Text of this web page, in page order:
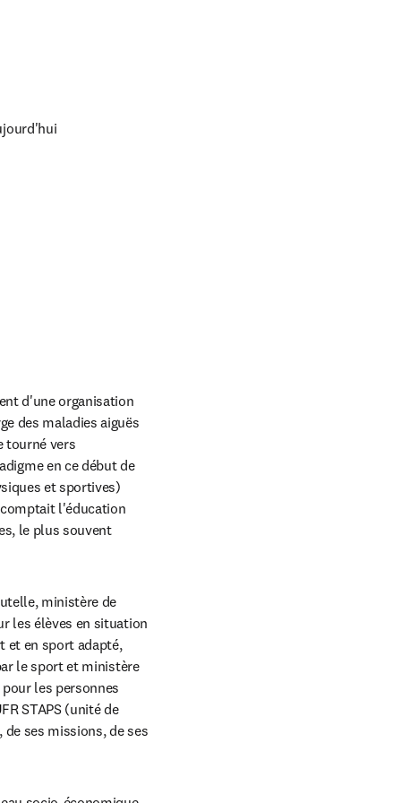
d'une organisation
des maladies aiguës
tourné vers
en ce début de
et sportives)
comptait l'éducation
le plus souvent
ministère de
les élèves en situation
et en sport adapté,
le sport et ministère
les personnes
STAPS (unité de
ses missions, de ses